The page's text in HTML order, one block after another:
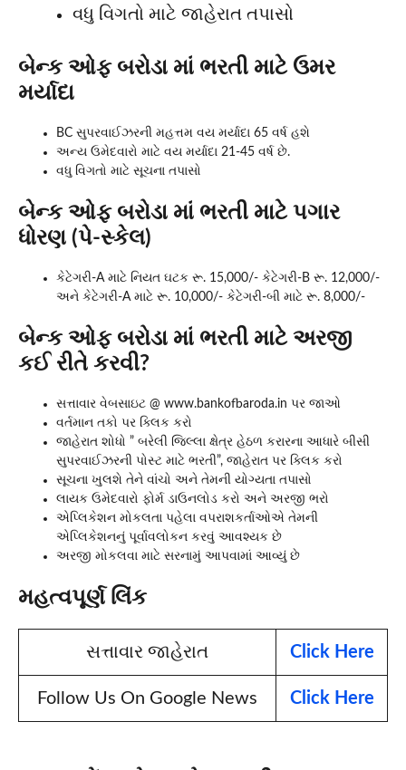
વધુ વિગતો માટે જાહેરાત તપાસો
બેન્ક ઓફ બરોડા માં ભરતી માટે ઉમર
મર્યાદા
BC સુપરવાઈઝરની મહત્તમ વય મર્યાદા 65 વર્ષ હશે
અન્ય ઉમેદવારો માટે વય મર્યાદા 21-45 વર્ષ છે.
વધુ વિગતો માટે સૂચના તપાસો
બેન્ક ઓફ બરોડા માં ભરતી માટે પગાર
ધોરણ (પે-સ્કેલ)
કેટેગરી-A માટે નિયત ઘટક રૂ. 15,000/- કેટેગરી-B રૂ. 12,000/-
અને કેટેગરી-A માટે રૂ. 10,000/- કેટેગરી-બી માટે રૂ. 8,000/-
બેન્ક ઓફ બરોડા માં ભરતી માટે અરજી
કઈ રીતે કરવી?
સત્તાવાર વેબસાઇટ @ www.bankofbaroda.in પર જાઓ
વર્તમાન તકો પર ક્લિક કરો
જાહેરાત શોધો ” બરેલી જિલ્લા ક્ષેત્ર હેઠળ કરારના આધારે બીસી
સુપરવાઈઝરની પોસ્ટ માટે ભરતી”, જાહેરાત પર ક્લિક કરો
સૂચના ખુલશે તેને વાંચો અને તેમની યોગ્યતા તપાસો
લાયક ઉમેદવારો ફોર્મ ડાઉનલોડ કરો અને અરજી ભરો
એપ્લિકેશન મોકલતા પહેલા વપરાશકર્તાઓએ તેમની
એપ્લિકેશનનું પૂર્વાવલોકન કરવું આવશ્યક છે
અરજી મોકલવા માટે સરનામું આપવામાં આવ્યું છે
મહત્વપૂર્ણ લિંક
સત્તાવાર જાહેરાત Click Here
Follow Us On Google News Click Here